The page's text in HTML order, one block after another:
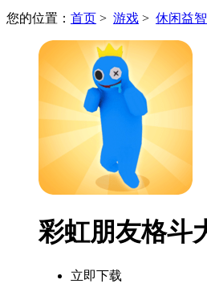
您的位置： 首页 > 游戏 > 休闲益智
彩虹朋友格斗
立即下载